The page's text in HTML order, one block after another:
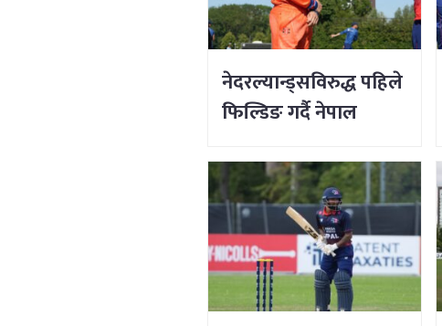
नेदरल्यान्ड्सविरुद्ध पहिले
फिल्डिङ गर्दै नेपाल